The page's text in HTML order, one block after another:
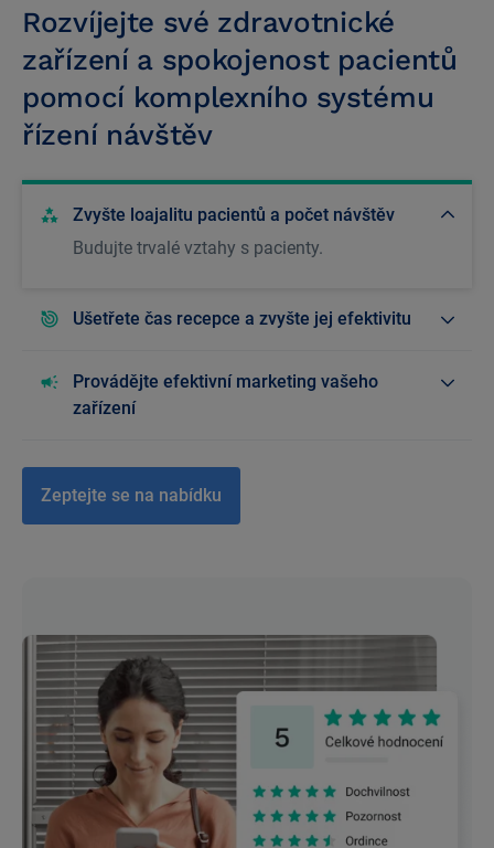
Rozvíjejte své zdravotnické
zařízení a spokojenost pacientů
pomocí komplexního systému
řízení návštěv
Zvyšte loajalitu pacientů a počet návštěv
Budujte trvalé vztahy s pacienty.
Ušetřete čas recepce a zvyšte jej efektivitu
Provádějte efektivní marketing vašeho
zařízení
Zeptejte se na nabídku